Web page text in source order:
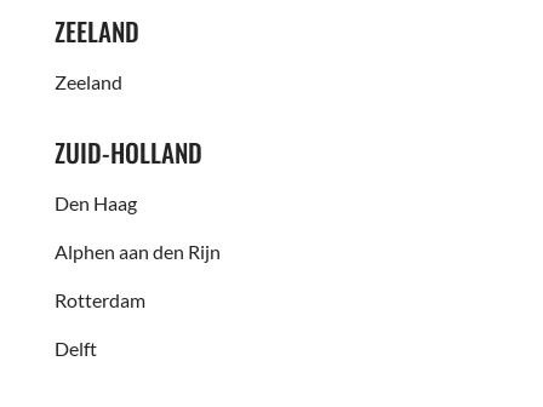
ZEELAND
Zeeland
ZUID-HOLLAND
Den Haag
Alphen aan den Rijn
Rotterdam
Delft